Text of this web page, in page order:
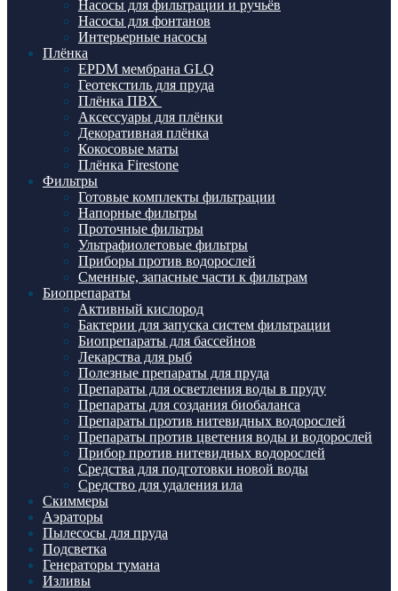
Насосы для фильтрации и ручьёв
Насосы для фонтанов
Интерьерные насосы
Плёнка
EPDM мембрана GLQ
Геотекстиль для пруда
Плёнка ПВХ
Аксессуары для плёнки
Декоративная плёнка
Кокосовые маты
Плёнка Firestone
Фильтры
Готовые комплекты фильтрации
Напорные фильтры
Проточные фильтры
Ультрафиолетовые фильтры
Приборы против водорослей
Сменные, запасные части к фильтрам
Биопрепараты
Активный кислород
Бактерии для запуска систем фильтрации
Биопрепараты для бассейнов
Лекарства для рыб
Полезные препараты для пруда
Препараты для осветления воды в пруду
Препараты для создания биобаланса
Препараты против нитевидных водорослей
Препараты против цветения воды и водорослей
Прибор против нитевидных водорослей
Средства для подготовки новой воды
Средство для удаления ила
Скиммеры
Аэраторы
Пылесосы для пруда
Подсветка
Генераторы тумана
Изливы